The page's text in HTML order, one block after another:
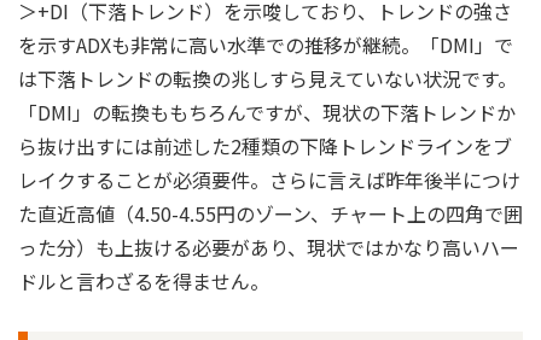
＞+DI（下落トレンド）を示唆しており、トレンドの強さ
を示すADXも非常に高い水準での推移が継続。「DMI」で
は下落トレンドの転換の兆しすら見えていない状況です。
「DMI」の転換ももちろんですが、現状の下落トレンドか
ら抜け出すには前述した2種類の下降トレンドラインをブ
レイクすることが必須要件。さらに言えば昨年後半につけ
た直近高値（4.50-4.55円のゾーン、チャート上の四角で囲
った分）も上抜ける必要があり、現状ではかなり高いハー
ドルと言わざるを得ません。